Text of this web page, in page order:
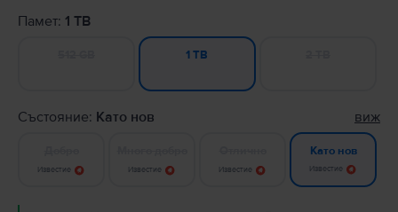
Памет: 1 TB
1 TB
Състояние: Като нов виж
Известие Известие Известие
Като нов
Известие